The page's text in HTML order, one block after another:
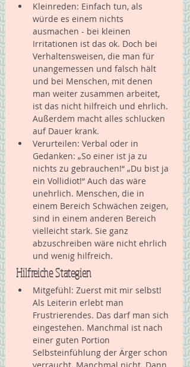
Kleinreden: Einfach tun, als
würde es einem nichts
ausmachen - bei kleinen
Irritationen ist das ok. Doch bei
Verhaltensweisen, die man für
unangemessen und falsch hält
und bei Menschen, mit denen
man weiter zusammen arbeitet,
ist das nicht hilfreich und ehrlich.
Außerdem macht alles schlucken
auf Dauer krank.
Verurteilen: Verbal oder in
Gedanken: „So einer ist ja zu
nichts zu gebrauchen!“ „Du bist ja
ein Vollidiot!“ Auch das wäre
unehrlich. Menschen, die in
einem Bereich Schwächen zeigen,
sind in einem anderen Bereich
vielleicht stark. Sie ganz
abzuschreiben wäre nicht ehrlich
und wenig hilfreich.
Hilfreiche Stategien
Mitgefühl: Zuerst mit mir selbst!
Als Leiterin erlebt man
Frustrierendes. Das darf man sich
eingestehen. Manchmal ist nach
einer guten Portion
Selbsteinfühlung der Ärger schon